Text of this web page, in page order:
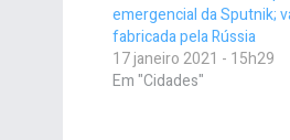
emergencial da Sputnik;
fabricada pela Rússia
17 janeiro 2021 - 15h29
Em "Cidades"